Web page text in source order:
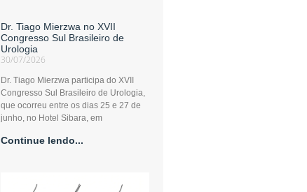
Dr. Tiago Mierzwa no XVII
Congresso Sul Brasileiro de
Urologia
30/07/2026
Dr. Tiago Mierzwa participa do XVII
Congresso Sul Brasileiro de Urologia,
que ocorreu entre os dias 25 e 27 de
junho, no Hotel Sibara, em
Continue lendo...